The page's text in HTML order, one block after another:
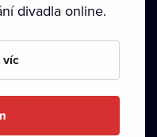
• Zásady používání
•
divadla online.
víc